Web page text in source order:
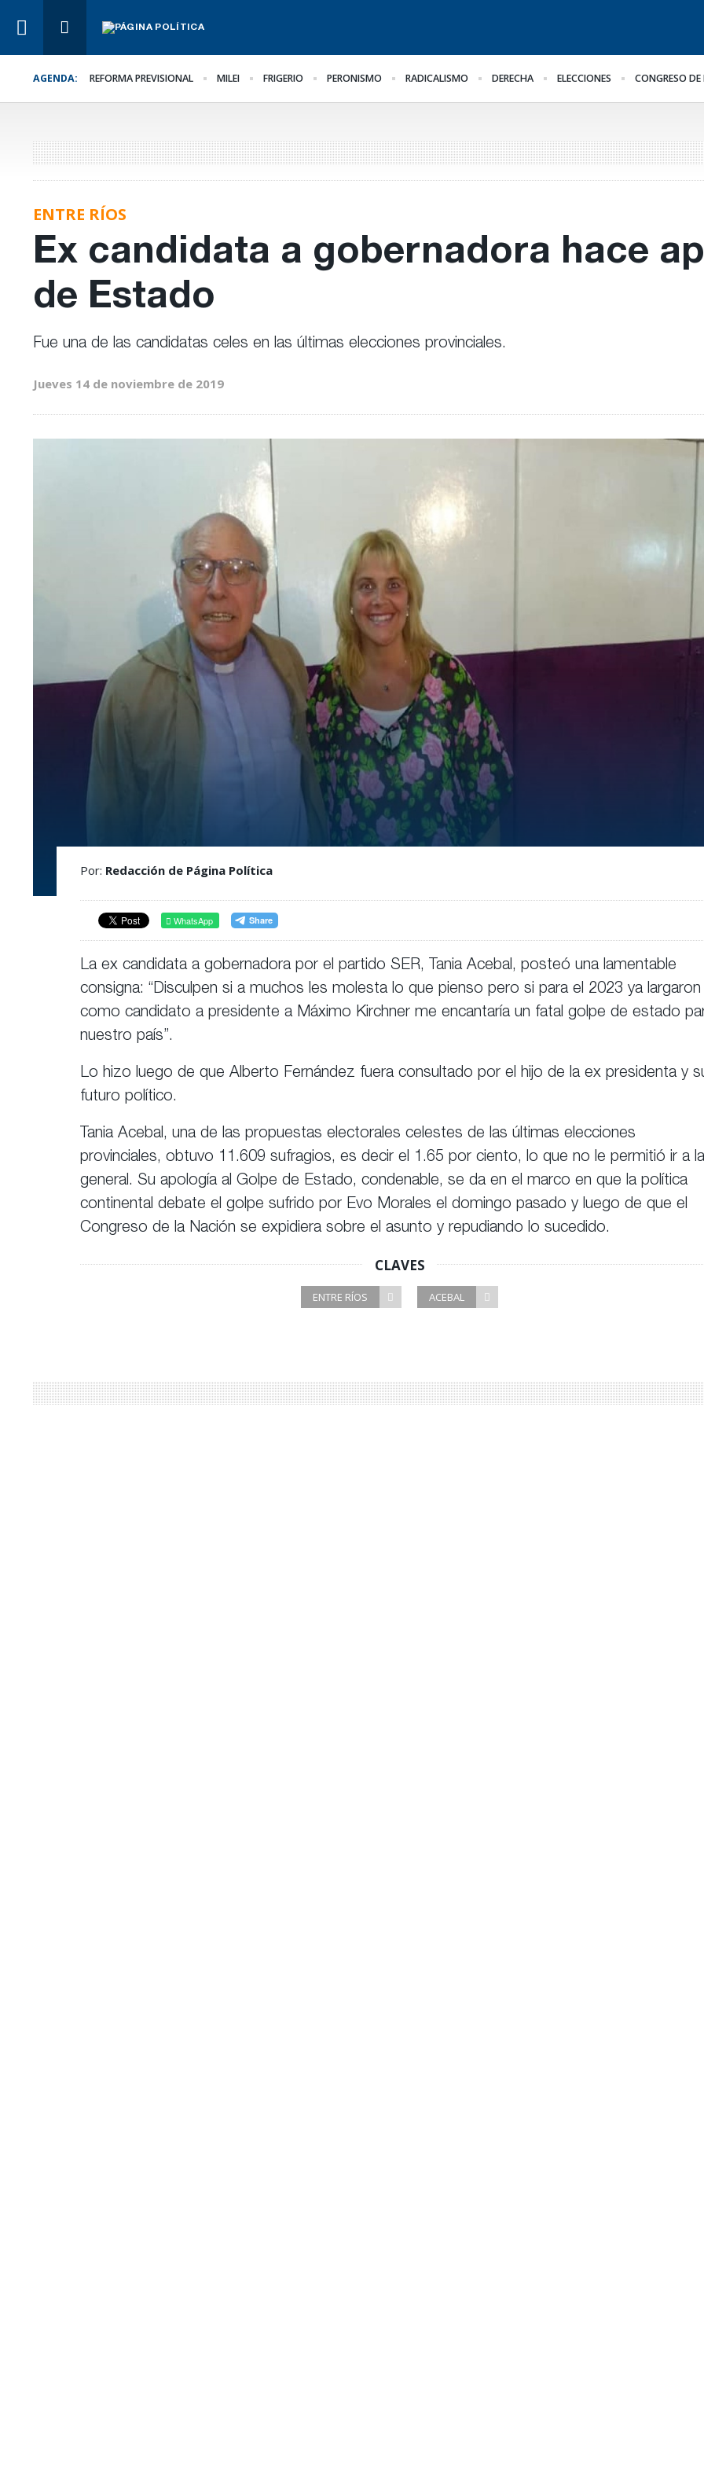
AGENDA: REFORMA PREVISIONAL MILEI FRIGERIO PERONISMO RADICALISMO DERECHA ELECCIONES CONGRESO
Lynch por conflicto de
Bianco
ENTRE RÍOS
Ex candidata a gobernadora hace
de Estado
Fue una de las candidatas celes en las últimas elecciones provinciales.
Jueves 14 de noviembre de 2019
Por: Redacción de Página Política
WhatsApp
La ex candidata a gobernadora por el partido SER, Tania Acebal, posteó una lamentable
consigna: “Disculpen si a muchos les molesta lo que pienso pero si para el 2023 ya largaron
como candidato a presidente a Máximo Kirchner me encantaría un fatal golpe de estado
nuestro país”.
Lo hizo luego de que Alberto Fernández fuera consultado por el hijo de la ex presidenta y
futuro político.
Tania Acebal, una de las propuestas electorales celestes de las últimas elecciones
provinciales, obtuvo 11.609 sufragios, es decir el 1.65 por ciento, lo que no le permitió ir a la
general. Su apología al Golpe de Estado, condenable, se da en el marco en que la política
continental debate el golpe sufrido por Evo Morales el domingo pasado y luego de que el
Congreso de la Nación se expidiera sobre el asunto y repudiando lo sucedido.
CLAVES
ENTRE RÍOS ACEBAL